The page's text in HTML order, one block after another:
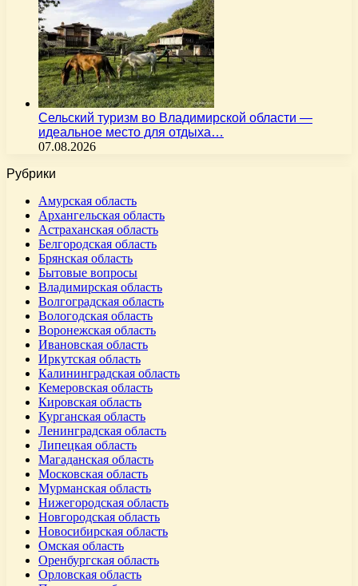
Сельский туризм во Владимирской области —
идеальное место для отдыха…
07.08.2026
Рубрики
Амурская область
Архангельская область
Астраханская область
Белгородская область
Брянская область
Бытовые вопросы
Владимирская область
Волгоградская область
Вологодская область
Воронежская область
Ивановская область
Иркутская область
Калининградская область
Кемеровская область
Кировская область
Курганская область
Ленинградская область
Липецкая область
Магаданская область
Московская область
Мурманская область
Нижегородская область
Новгородская область
Новосибирская область
Омская область
Оренбургская область
Орловская область